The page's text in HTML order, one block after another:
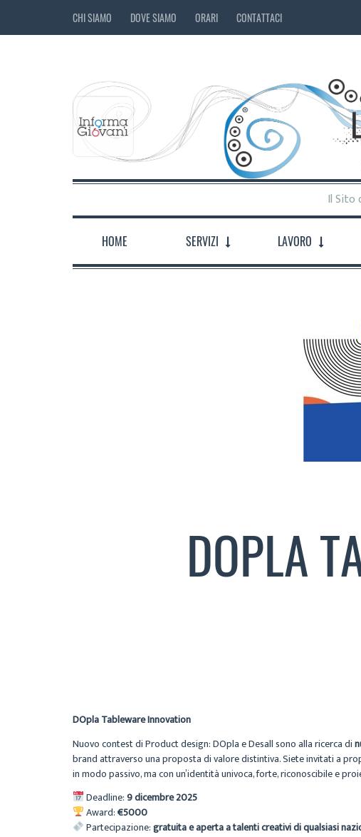
CHI SIAMO DOVE SIAMO ORARI CONTATTACI
Il Sito
HOME SERVIZI LAVORO
DOPLA
DOpla Tableware Innovation
Nuovo contest di Product design: DOpla e Desall sono alla ricerca di
brand attraverso una proposta di valore distintiva. Siete invitati a
in modo passivo, ma con un’identità univoca, forte, riconoscibile e
Deadline:9 dicembre 2025
Award:€5000
Partecipazione:gratuita e aperta a talenti creativi di qualsiasi